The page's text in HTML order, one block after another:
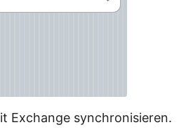
Exchange synchronisieren.